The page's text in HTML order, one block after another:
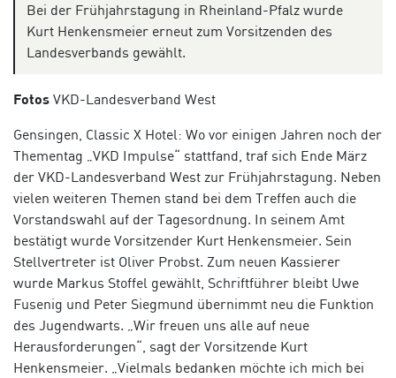
Bei der Frühjahrstagung in Rheinland-Pfalz wurde
Kurt Henkensmeier erneut zum Vorsitzenden des
Landesverbands gewählt.
Fotos VKD-Landesverband West
Gensingen, Classic X Hotel: Wo vor einigen Jahren noch der
Thementag „VKD Impulse“ stattfand, traf sich Ende März
der VKD-Landesverband West zur Frühjahrstagung. Neben
vielen weiteren Themen stand bei dem Treffen auch die
Vorstandswahl auf der Tagesordnung. In seinem Amt
bestätigt wurde Vorsitzender Kurt Henkensmeier. Sein
Stellvertreter ist Oliver Probst. Zum neuen Kassierer
wurde Markus Stoffel gewählt, Schriftführer bleibt Uwe
Fusenig und Peter Siegmund übernimmt neu die Funktion
des Jugendwarts. „Wir freuen uns alle auf neue
Herausforderungen“, sagt der Vorsitzende Kurt
Henkensmeier. „Vielmals bedanken möchte ich mich bei